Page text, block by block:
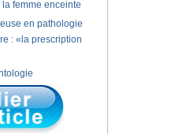
femme enceinte
en pathologie
: «la prescription